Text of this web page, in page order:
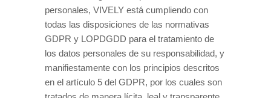
personales, VIVELY está cumpliendo con
todas las disposiciones de las normativas
GDPR y LOPDGDD para el tratamiento de
los datos personales de su responsabilidad, y
manifiestamente con los principios descritos
en el artículo 5 del GDPR, por los cuales son